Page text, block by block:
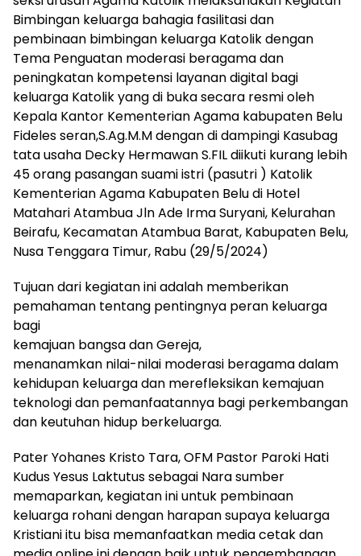
Bimbingan keluarga bahagia fasilitasi dan
pembinaan bimbingan keluarga Katolik dengan
Tema Penguatan moderasi beragama dan
peningkatan kompetensi layanan digital bagi
keluarga Katolik yang di buka secara resmi oleh
Kepala Kantor Kementerian Agama kabupaten Belu
Fideles seran,S.Ag.M.M dengan di dampingi Kasubag
tata usaha Decky Hermawan S.FIL diikuti kurang lebih
45 orang pasangan suami istri (pasutri ) Katolik
Kementerian Agama Kabupaten Belu di Hotel
Matahari Atambua Jln Ade Irma Suryani, Kelurahan
Beirafu, Kecamatan Atambua Barat, Kabupaten Belu,
Nusa Tenggara Timur, Rabu (29/5/2024)
Tujuan dari kegiatan ini adalah memberikan
pemahaman tentang pentingnya peran keluarga
bagi
kemajuan bangsa dan Gereja,
menanamkan nilai-nilai moderasi beragama dalam
kehidupan keluarga dan merefleksikan kemajuan
teknologi dan pemanfaatannya bagi perkembangan
dan keutuhan hidup berkeluarga.
Pater Yohanes Kristo Tara, OFM Pastor Paroki Hati
Kudus Yesus Laktutus sebagai Nara sumber
memaparkan, kegiatan ini untuk pembinaan
keluarga rohani dengan harapan supaya keluarga
Kristiani itu bisa memanfaatkan media cetak dan